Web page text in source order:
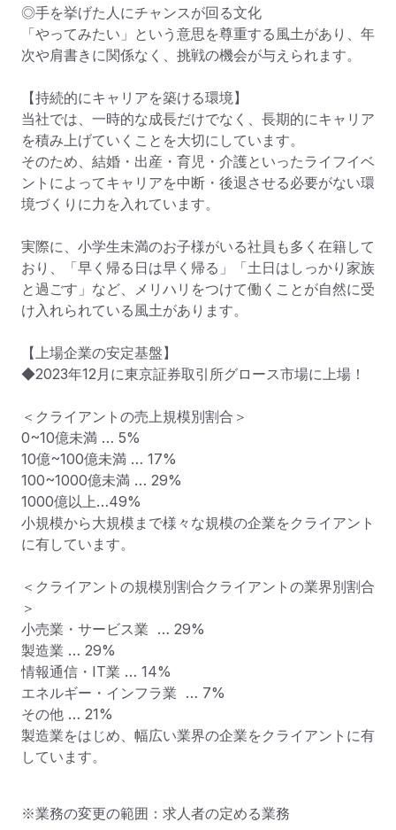
◎手を挙げた人にチャンスが回る文化
「やってみたい」という意思を尊重する風土があり、年
次や肩書きに関係なく、挑戦の機会が与えられます。
【持続的にキャリアを築ける環境】
当社では、一時的な成長だけでなく、長期的にキャリア
を積み上げていくことを大切にしています。
そのため、結婚・出産・育児・介護といったライフイベ
ントによってキャリアを中断・後退させる必要がない環
境づくりに力を入れています。
実際に、小学生未満のお子様がいる社員も多く在籍して
おり、「早く帰る日は早く帰る」「土日はしっかり家族
と過ごす」など、メリハリをつけて働くことが自然に受
け入れられている風土があります。
【上場企業の安定基盤】
◆2023年12月に東京証券取引所グロース市場に上場！
＜クライアントの売上規模別割合＞
0~10億未満 … 5%
10億~100億未満 … 17%
100~1000億未満 … 29%
1000億以上…49%
小規模から大規模まで様々な規模の企業をクライアント
に有しています。
＜クライアントの規模別割合クライアントの業界別割合
＞
小売業・サービス業  … 29%
製造業 … 29%
情報通信・IT業 … 14%
エネルギー・インフラ業  … 7%
その他 … 21%
製造業をはじめ、幅広い業界の企業をクライアントに有
しています。
※業務の変更の範囲：求人者の定める業務